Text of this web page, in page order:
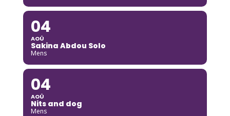
04
AOÛ
Sakina Abdou Solo
Mens
04
AOÛ
Nits and dog
Mens